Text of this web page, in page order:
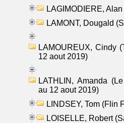
LAGIMODIERE,
LAMONT, Dougald
LAMOUREUX, Cindy
12 aout 2019)
LATHLIN, Amanda
au 12 aout 2019)
LINDSEY, Tom (Flin
LOISELLE, Robert